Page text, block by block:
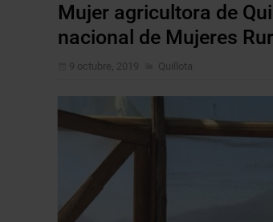
Mujer agricultora de
nacional de Mujeres
9 octubre, 2019 Quillota